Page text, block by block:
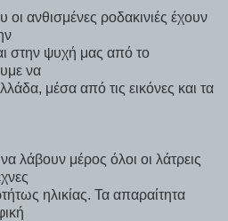
ανθισμένες ροδακινιές έχουν
στην ψυχή μας από το
να
μέσα από τις εικόνες και τα
λάβουν μέρος όλοι οι λάτρεις
ηλικίας. Τα απαραίτητα